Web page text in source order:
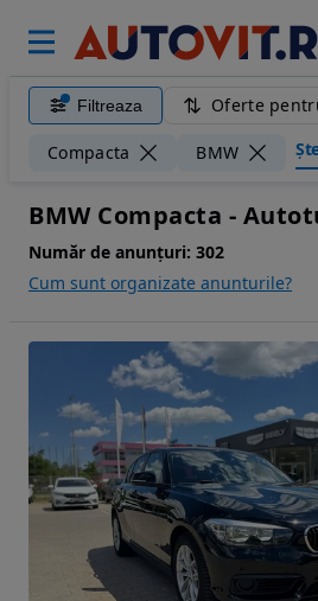
Filtreaza Oferte
Compacta BMW
BMW Compacta -
Număr de anunțuri: 302
Cum sunt organizate anunturile?